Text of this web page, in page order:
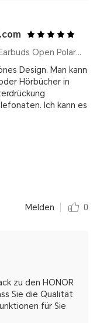
Durch HONOR Earbuds Open Polar Gold
Design. Man kann
Hörbücher in
Ich kann es
Melden 0
zu den HONOR
Sie die Qualität
für Sie